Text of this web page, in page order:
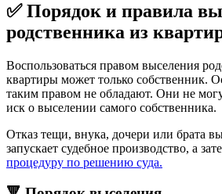
✅Порядок и правила
родственника из
Воспользоваться правом выселения
квартиры может только собственник.
таким правом не обладают. Они не
иск о выселении самого собственника.
Отказ тещи, внука, дочери или брата
запускает судебное производство, а
процедуру по решению суда.